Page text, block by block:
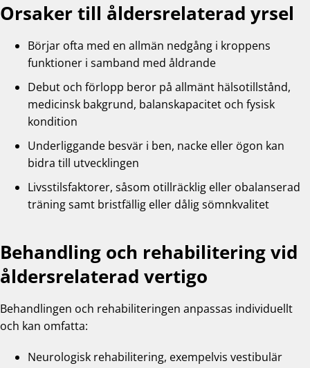
Orsaker till åldersrelaterad yrsel
Börjar ofta med en allmän nedgång i kroppens
funktioner i samband med åldrande
Debut och förlopp beror på allmänt hälsotillstånd,
medicinsk bakgrund, balanskapacitet och fysisk
kondition
Underliggande besvär i ben, nacke eller ögon kan
bidra till utvecklingen
Livsstilsfaktorer, såsom otillräcklig eller obalanserad
träning samt bristfällig eller dålig sömnkvalitet
Behandling och rehabilitering vid
åldersrelaterad vertigo
Behandlingen och rehabiliteringen anpassas individuellt
och kan omfatta:
Neurologisk rehabilitering, exempelvis vestibulär